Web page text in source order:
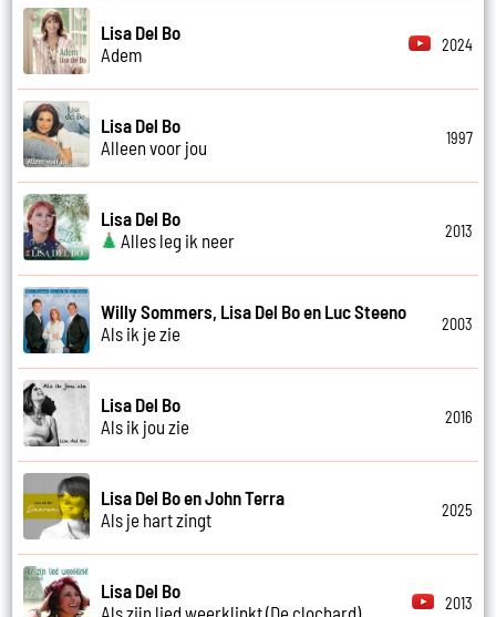
Lisa Del Bo
Adem
2024
Lisa Del Bo
Alleen voor jou
1997
Lisa Del Bo
Alles leg ik neer
2013
Willy Sommers, Lisa Del Bo en Luc Steeno
Als ik je zie
2003
Lisa Del Bo
Als ik jou zie
2016
Lisa Del Bo en John Terra
Als je hart zingt
2025
Lisa Del Bo
Als zijn lied weerklinkt (De clochard)
2013